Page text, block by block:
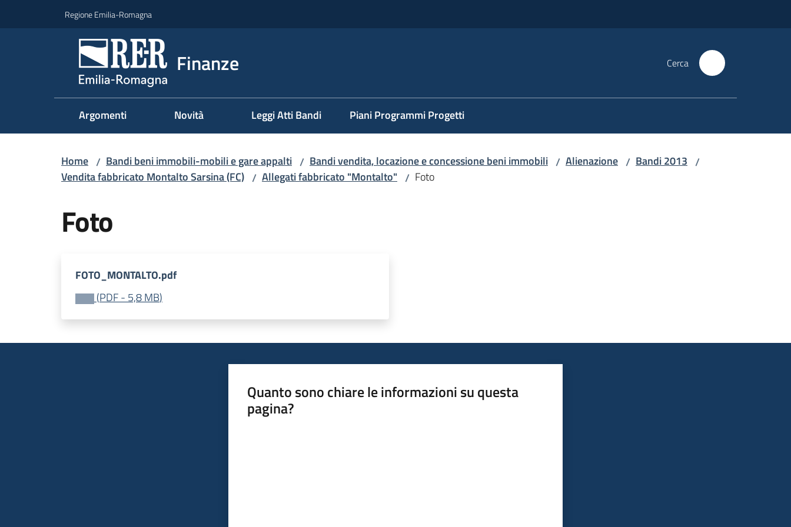
Regione Emilia-Romagna
Finanze Cerca
Argomenti Novità Leggi Atti Bandi Piani Programmi Progetti
Home / Bandi beni immobili-mobili e gare appalti / Bandi vendita, locazione e concessione beni immobili / Alienazione / Bandi 2013 /
Vendita fabbricato Montalto Sarsina (FC) / Allegati fabbricato "Montalto" / Foto
Foto
FOTO_MONTALTO.pdf
(PDF- 5,8 MB)
Quanto sono chiare le informazioni su questa
pagina?